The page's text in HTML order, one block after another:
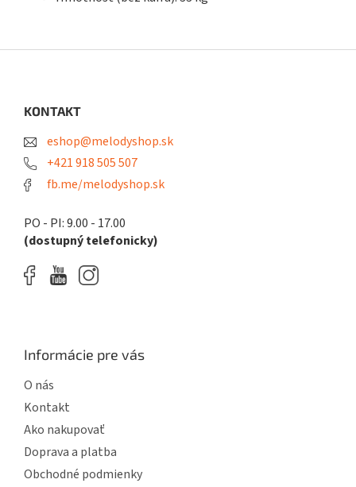
KONTAKT
eshop@melodyshop.sk
+421 918 505 507
fb.me/melodyshop.sk
PO - PI: 9.00 - 17.00
(dostupný telefonicky)
Informácie pre vás
O nás
Kontakt
Ako nakupovať
Doprava a platba
Obchodné podmienky